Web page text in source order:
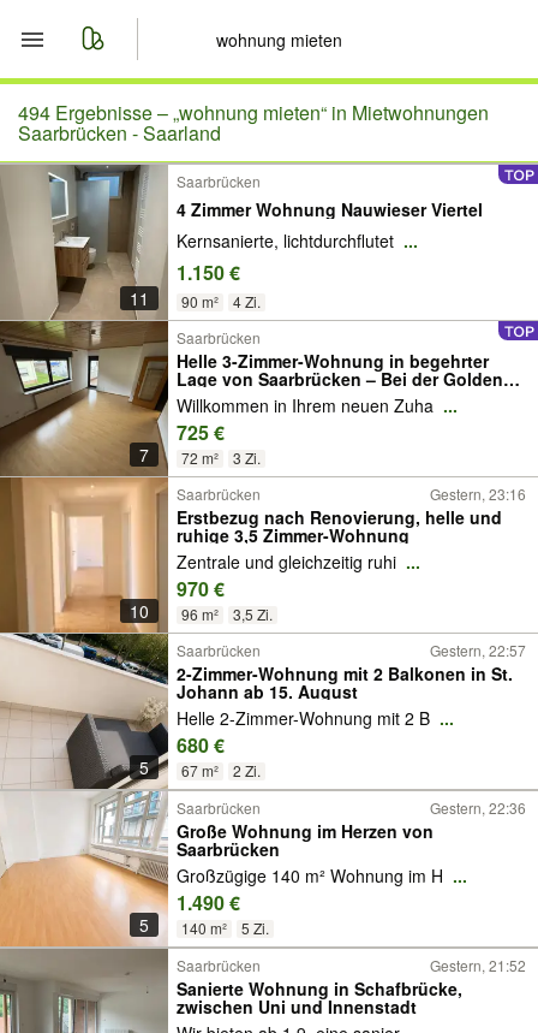
Start
Merkliste
Nachrichten
Anzeige aufgeben
494 Ergebnisse –„wohnung mieten“ in Mietwohnungen
Saarbrücken - Saarland
11
Saarbrücken
4 Zimmer Wohnung Nauwieser Viertel
Kernsanierte, lichtdurchflutet ...
1.150 €
90 m² 4 Zi.
7
Saarbrücken
Helle 3-Zimmer-Wohnung in begehrter
Lage von Saarbrücken – Bei der Goldenen
Bremm 18 [HMR-O45E02]
Willkommen in Ihrem neuen Zuha ...
725 €
72 m² 3 Zi.
10
Saarbrücken Gestern, 23:16
Erstbezug nach Renovierung, helle und
ruhige 3,5 Zimmer-Wohnung
Zentrale und gleichzeitig ruhi ...
970 €
96 m² 3,5 Zi.
5
Saarbrücken Gestern, 22:57
2-Zimmer-Wohnung mit 2 Balkonen in St.
Johann ab 15. August
Helle 2-Zimmer-Wohnung mit 2 B ...
680 €
67 m² 2 Zi.
5
Saarbrücken Gestern, 22:36
Große Wohnung im Herzen von
Saarbrücken
Großzügige 140 m² Wohnung im H ...
1.490 €
140 m² 5 Zi.
Saarbrücken Gestern, 21:52
Sanierte Wohnung in Schafbrücke,
zwischen Uni und Innenstadt